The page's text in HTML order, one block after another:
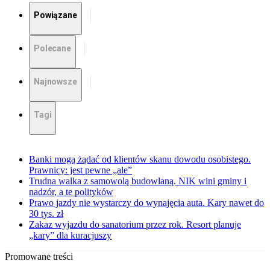
Powiązane
Polecane
Najnowsze
Tagi
Banki mogą żądać od klientów skanu dowodu osobistego.
Prawnicy: jest pewne „ale”
Trudna walka z samowolą budowlaną. NIK wini gminy i
nadzór, a te polityków
Prawo jazdy nie wystarczy do wynajęcia auta. Kary nawet do
30 tys. zł
Zakaz wyjazdu do sanatorium przez rok. Resort planuje
„kary” dla kuracjuszy
Promowane treści